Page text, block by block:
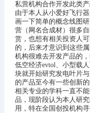
私营机构合作开发此类产
由于本人从小爱好飞行
画一下简单的概念线图
营（网名合成材）很多
赏，也想有相关投资人
的，后来才意识到这些
机构很难去开发产品的
低空经济evtol、小型载
块就开始研究发电叶片
的产品至今有一些创新
相关专业的学科一直不
品，现阶段认为本人研
用，特在全国创投机构